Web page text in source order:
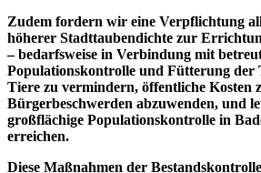
Zudem fordern wir eine Verpflichtung
höherer Stadttaubendichte zur
– bedarfsweise in Verbindung mit
Populationskontrolle und Fütterung der
Tiere zu vermindern, öffentliche Kosten
Bürgerbeschwerden abzuwenden, und
großflächige Populationskontrolle in
erreichen.
Diese Maßnahmen der